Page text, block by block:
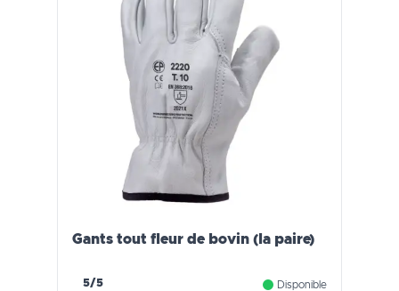
Gants tout fleur de bovin (la paire)
5/5 Disponible